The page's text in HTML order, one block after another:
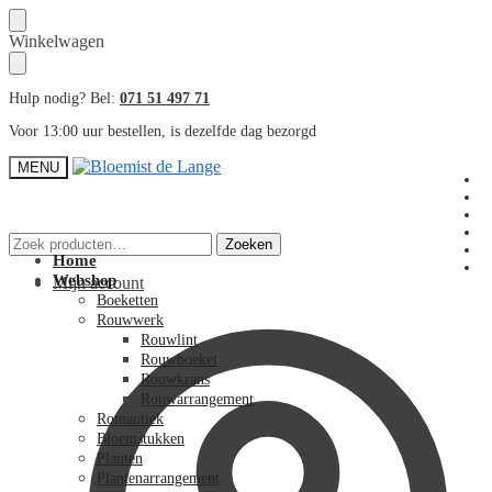
Skip
to
navigation
Skip
to
content
Winkelwagen
Hulp nodig? Bel: 071 51 497 71
Voor 13:00 uur bestellen, is dezelfde dag bezorgd
MENU
Zoeken
naar:
Zoeken
Mijn account
Home
Webshop
Boeketten
Rouwwerk
Rouwlint
Rouwboeket
Rouwkrans
Rouwarrangement
Romantiek
Bloemstukken
Planten
Plantenarrangement